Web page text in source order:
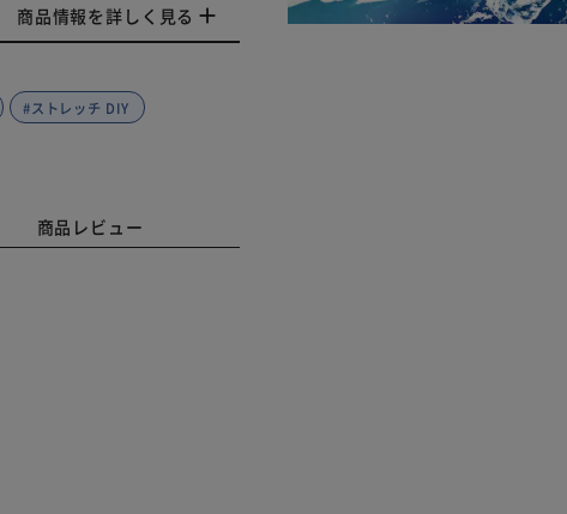
商品情報を詳しく見る
#ストレッチ DIY
商品レビュー